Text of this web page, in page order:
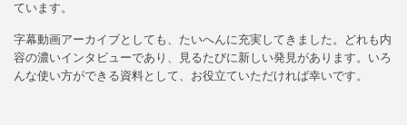
ています。
字幕動画アーカイブとしても、たいへんに充実してきました。どれも内
容の濃いインタビューであり、見るたびに新しい発見があります。いろ
んな使い方ができる資料として、お役立ていただければ幸いです。